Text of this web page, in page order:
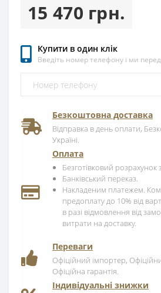
15 470 грн.
Купити в один клік
Введіть номер телефону і ми
Безкоштовна доставка
Відправка в день оплати,
Україні.
Оплата
Безготівковий розрахунок
Банківський переказ.
Накладеним платежем.
предоплату до 10% від
в разі відмовлення від
витрати на доставку.
Переваги
Офіційний імпортер,
Офіційна гарантія.
Індивідуальні знижки